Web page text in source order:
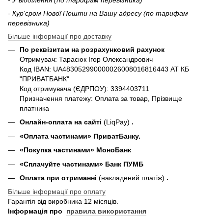
- Кур'єром Нової Пошти на Вашу адресу (по тарифам
перевізника)
Більше інформації про доставку
По реквізитам на розрахунковий рахунок
Отримувач: Тарасюк Ігор Олександрович
Код IBAN: UA483052990000026008016816443 АТ КБ
"ПРИВАТБАНК"
Код отримувача (ЄДРПОУ): 3394403711
Призначення платежу: Оплата за товар, Прізвище
платника
Онлайн-оплата на сайті (LiqPay) .
«Оплата частинами» ПриватБанку.
«Покупка частинами» МоноБанк
«Сплачуйте частинами» Банк ПУМБ
Оплата при отриманні (накладений платіж) .
Більше інформації про оплату
Гарантія від виробника 12 місяців.
Інформація про правила використання